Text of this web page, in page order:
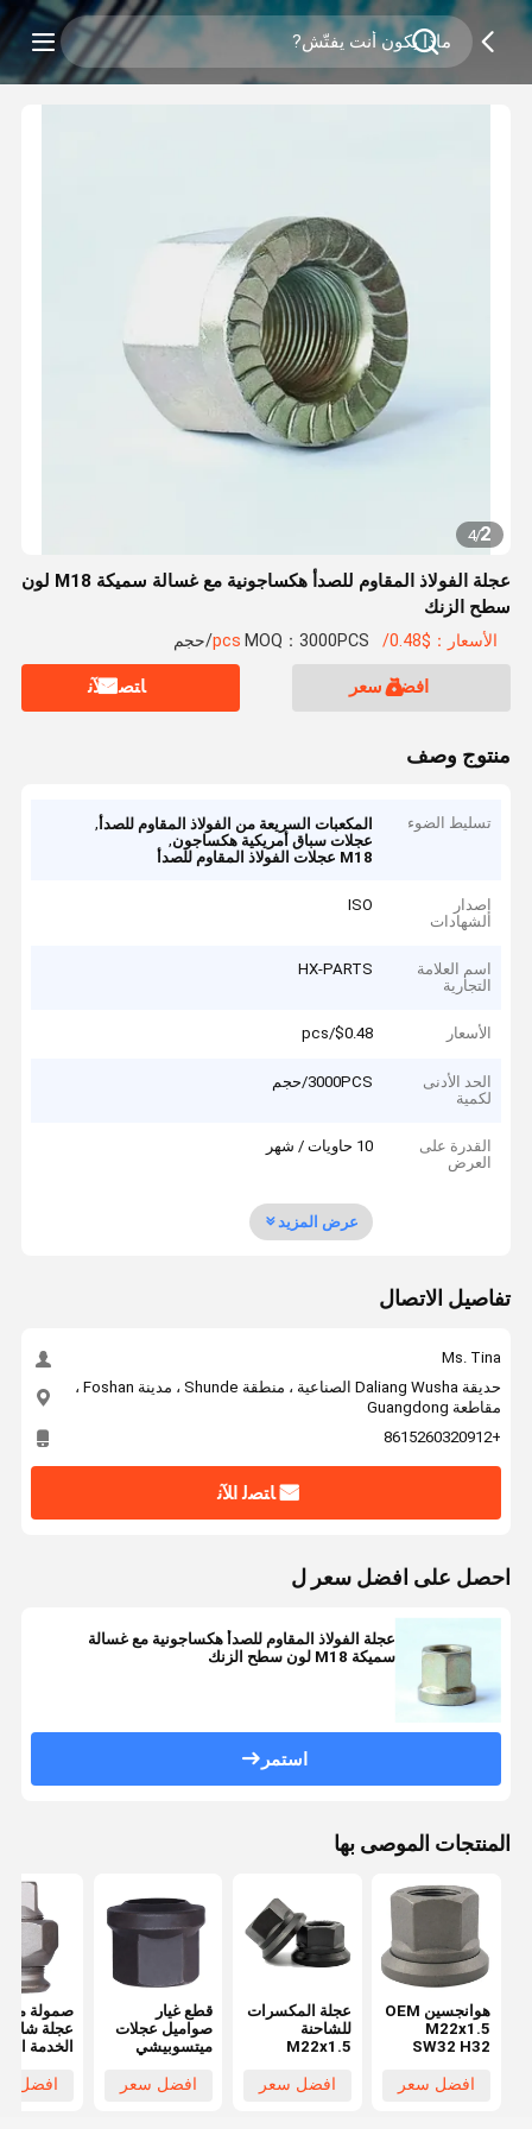
2
/
4
عجلة الفولاذ المقاوم للصدأ هكساجونية مع غسالة سميكة M18 لون
سطح الزنك
الأسعار：$0.48/pcs MOQ：3000PCS/حجم
افضل سعر ﺎﺘﺼﻟ ﺍﻶﻧ
منتوج وصف
تسليط الضوء المكعبات السريعة من الفولاذ المقاوم للصدأ,
عجلات سباق أمريكية هكساجون,
M18 عجلات الفولاذ المقاوم للصدأ
إصدار
الشهادات
ISO
اسم العلامة
التجارية
HX-PARTS
الأسعار $0.48/pcs
الحد الأدنى
لكمية
3000PCS/حجم
القدرة على
العرض
10 حاويات / شهر
عرض المزيد
تفاصيل الاتصال
Ms. Tina
حديقة Daliang Wusha الصناعية ، منطقة Shunde ، مدينة Foshan ،
مقاطعة Guangdong
+8615260320912
ﺎﺘﺼﻟ ﺍﻶﻧ
احصل على افضل سعر ل
عجلة الفولاذ المقاوم للصدأ هكساجونية مع غسالة
سميكة M18 لون سطح الزنك
استمر
المنتجات الموصى بها
هوانجسين OEM
M22x1.5
SW32 H32
المكعب قطع
افضل سعر
عجلة المكسرات
للشاحنة
M22x1.5
افضل سعر
قطع غيار
صواميل عجلات
ميتسوبيشي
الجودة للبراغي
افضل سعر
صمولة
عجلة
الخدمة
للمركبات
افضل